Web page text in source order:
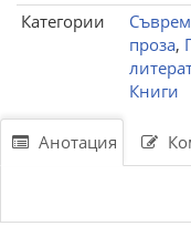
Категории
проза,
Книги
Анотация